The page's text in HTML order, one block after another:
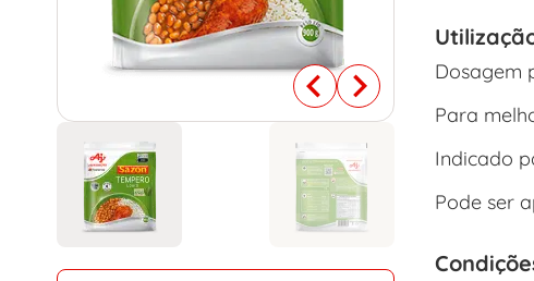
Dosagem
Para
Indicado
Pode ser